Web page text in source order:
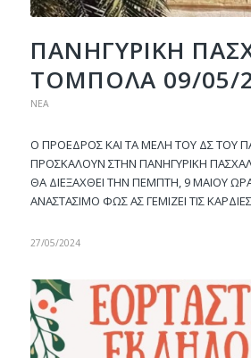
ΠANHΓYPIKH
TOMΠOΛA 09/05/
ΝΈΑ
O ΠPOEΔPOΣ KAI TA MEΛH TOY ΔΣ TOY
ΠΡΟΣΚΑΛΟΥΝ ΣTHN ΠANHΓYPIKH
ΘA ΔIEΞAXΘEI THN ΠEMΠTH, 9 MAIOY
ANAΣTAΣIMO ΦΩΣ AΣ ΓEMIZEI TIΣ
27/05/2024